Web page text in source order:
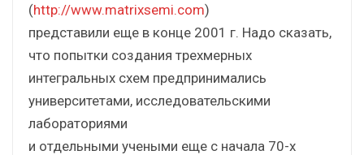
(http://www.matrixsemi.com)
представили еще в конце 2001 г. Надо сказать,
что попытки создания трехмерных
интегральных схем предпринимались
университетами, исследовательскими
лабораториями
и отдельными учеными еще с начала 70-х